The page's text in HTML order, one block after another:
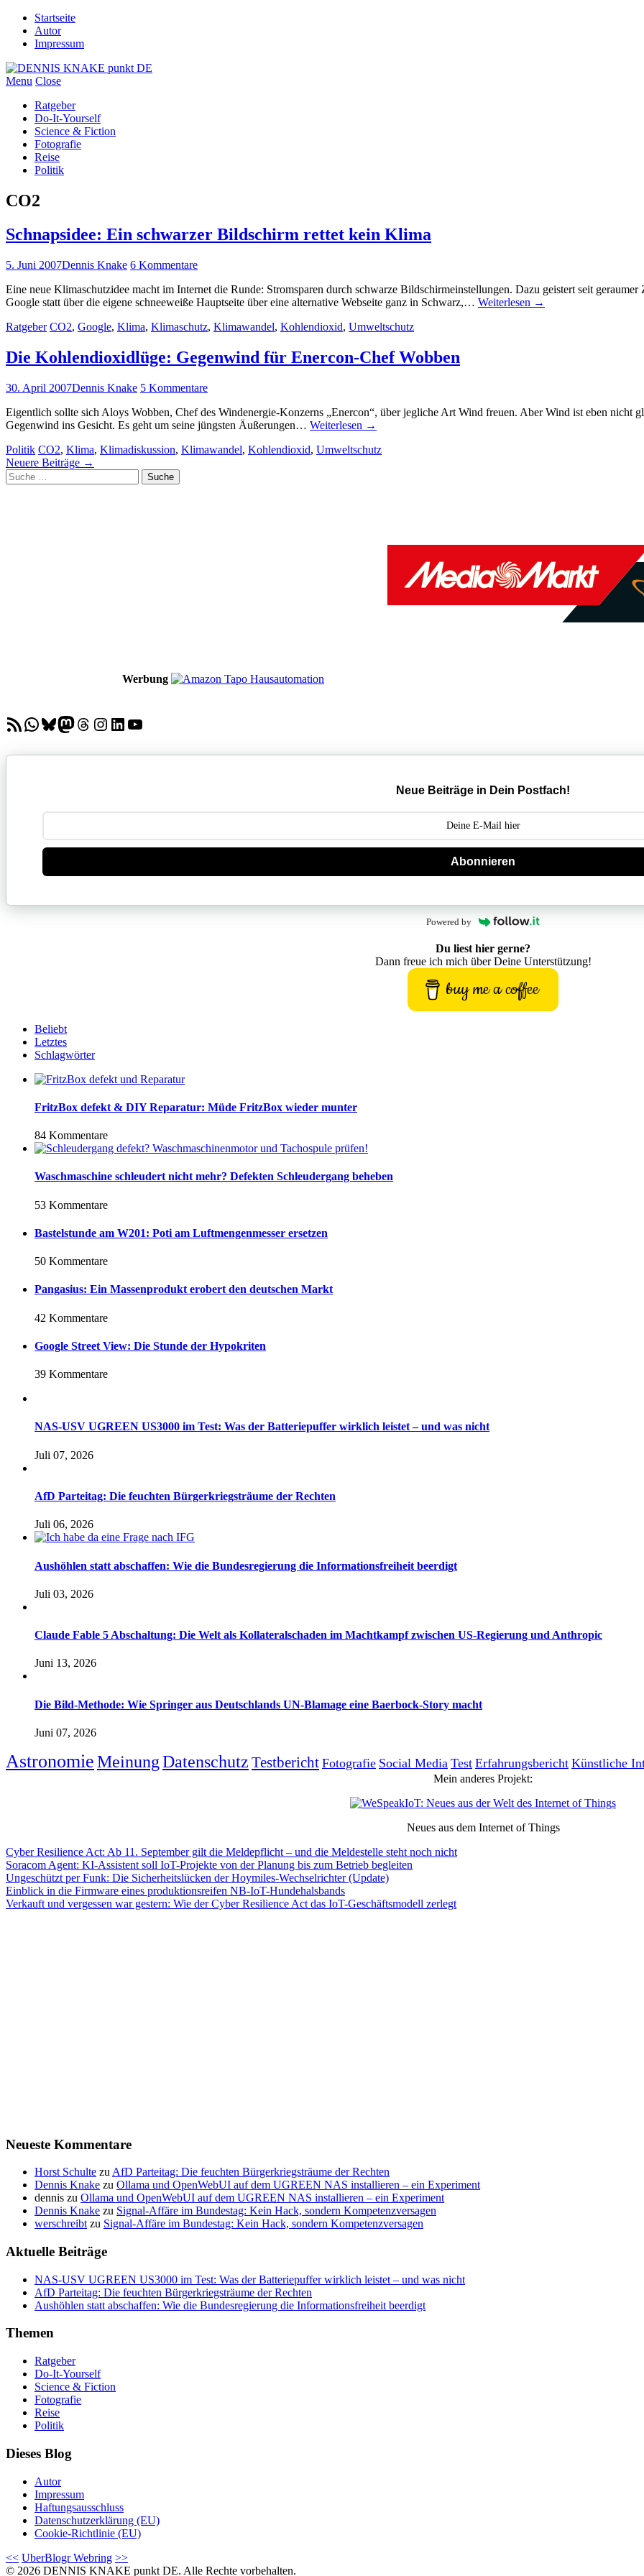
Startseite
Autor
Impressum
Menu Close
Ratgeber
Do-It-Yourself
Science & Fiction
Fotografie
Reise
Politik
CO2
Schnapsidee: Ein schwarzer Bildschirm rettet kein Klima
5. Juni 2007Dennis Knake 6 Kommentare
Eine neue Klimaschutzidee macht im Internet die Runde: Stromsparen durch schwarze Bildschirmeinstellungen. Dazu geistert seit
Google statt über die eigene schneeweiße Hauptseite über eine alternative Webseite ganz in Schwarz,… Weiterlesen →
Ratgeber CO2, Google, Klima, Klimaschutz, Klimawandel, Kohlendioxid, Umweltschutz
Die Kohlendioxidlüge: Gegenwind für Enercon-Chef Wobben
30. April 2007Dennis Knake 5 Kommentare
Eigentlich sollte sich Aloys Wobben, Chef des Windenergie-Konzerns „Enercon“, über jegliche Art Wind freuen. Aber Wind ist eben nicht
Gegenwind ins Gesicht. Es geht um seine jüngsten Äußerungen… Weiterlesen →
Politik CO2, Klima, Klimadiskussion, Klimawandel, Kohlendioxid, Umweltschutz
Artikel-
Navigation
Neuere Beiträge →
Suche
nach:
Werbung
RSS-FeedWhatsApp
Bluesky
Mastodon
Threads
Instagram
LinkedIn
YouTube
Neue Beiträge in Dein Postfach!
Abonnieren
Powered by
Du liest hier gerne?
Dann freue ich mich über Deine Unterstützung!
buy me a coffee
Beliebt
Letztes
Schlagwörter
FritzBox defekt & DIY Reparatur: Müde FritzBox wieder munter
84 Kommentare
Waschmaschine schleudert nicht mehr? Defekten Schleudergang beheben
53 Kommentare
Bastelstunde am W201: Poti am Luftmengenmesser ersetzen
50 Kommentare
Pangasius: Ein Massenprodukt erobert den deutschen Markt
42 Kommentare
Google Street View: Die Stunde der Hypokriten
39 Kommentare
NAS-USV UGREEN US3000 im Test: Was der Batteriepuffer wirklich leistet – und was nicht
Juli 07, 2026
AfD Parteitag: Die feuchten Bürgerkriegsträume der Rechten
Juli 06, 2026
Aushöhlen statt abschaffen: Wie die Bundesregierung die Informationsfreiheit beerdigt
Juli 03, 2026
Claude Fable 5 Abschaltung: Die Welt als Kollateralschaden im Machtkampf zwischen US-Regierung und Anthropic
Juni 13, 2026
Die Bild-Methode: Wie Springer aus Deutschlands UN-Blamage eine Baerbock-Story macht
Juni 07, 2026
AstronomieMeinungDatenschutz Testbericht Fotografie Social Media Test Erfahrungsbericht Künstliche
Mein anderes Projekt:
Neues aus dem Internet of Things
Cyber Resilience Act: Ab 11. September gilt die Meldepflicht – und die Meldestelle steht noch nicht
Soracom Agent: KI-Assistent soll IoT-Projekte von der Planung bis zum Betrieb begleiten
Ungeschützt per Funk: Die Sicherheitslücken der Hoymiles-Wechselrichter (Update)
Einblick in die Firmware eines produktionsreifen NB-IoT-Hundehalsbands
Verkauft und vergessen war gestern: Wie der Cyber Resilience Act das IoT-Geschäftsmodell zerlegt
Neueste Kommentare
Horst Schulte zu AfD Parteitag: Die feuchten Bürgerkriegsträume der Rechten
Dennis Knake zu Ollama und OpenWebUI auf dem UGREEN NAS installieren – ein Experiment
dennis zu Ollama und OpenWebUI auf dem UGREEN NAS installieren – ein Experiment
Dennis Knake zu Signal-Affäre im Bundestag: Kein Hack, sondern Kompetenzversagen
werschreibt zu Signal-Affäre im Bundestag: Kein Hack, sondern Kompetenzversagen
Aktuelle Beiträge
NAS-USV UGREEN US3000 im Test: Was der Batteriepuffer wirklich leistet – und was nicht
AfD Parteitag: Die feuchten Bürgerkriegsträume der Rechten
Aushöhlen statt abschaffen: Wie die Bundesregierung die Informationsfreiheit beerdigt
Themen
Ratgeber
Do-It-Yourself
Science & Fiction
Fotografie
Reise
Politik
Dieses Blog
Autor
Impressum
Haftungsausschluss
Datenschutzerklärung (EU)
Cookie-Richtlinie (EU)
<< UberBlogr Webring >>
© 2026 DENNIS KNAKE punkt DE. Alle Rechte vorbehalten.